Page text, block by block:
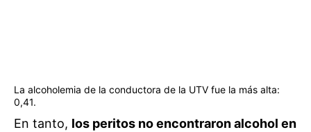
La alcoholemia de la conductora de la UTV fue la más alta:
0,41.
En tanto, los peritos no encontraron alcohol en